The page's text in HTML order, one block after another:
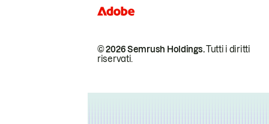
© 2026 Semrush Holdings.Tutti i diritti
riservati.